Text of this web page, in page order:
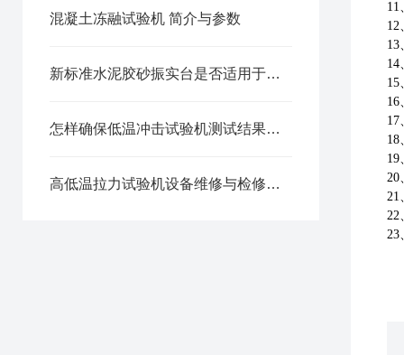
混凝土冻融试验机 简介与参数
新标准水泥胶砂振实台是否适用于各种不同种类的水泥
怎样确保低温冲击试验机测试结果的准确性
高低温拉力试验机设备维修与检修说明
11
12
13
14
15
16
17
18
19
20
21
22
23